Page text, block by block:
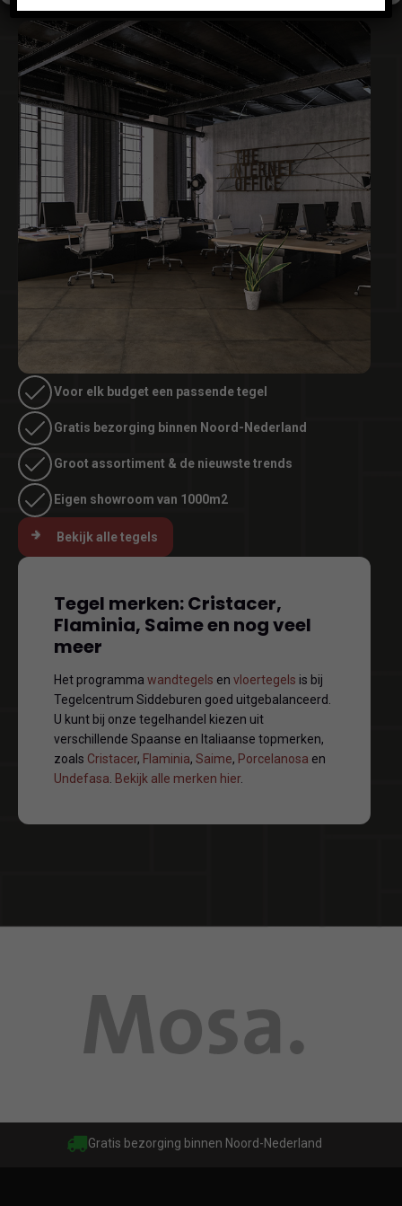
Voor elk budget een passende tegel
Gratis bezorging binnen Noord-Nederland
Groot assortiment & de nieuwste trends
Eigen showroom van 1000m2
Bekijk alle tegels
Tegel merken: Cristacer,
Flaminia, Saime en nog veel
meer
Het programma wandtegels en vloertegels is bij
Tegelcentrum Siddeburen goed uitgebalanceerd.
U kunt bij onze tegelhandel kiezen uit
verschillende Spaanse en Italiaanse topmerken,
zoals Cristacer, Flaminia, Saime, Porcelanosa en
Undefasa. Bekijk alle merken hier.
Gratis bezorging binnen Noord-Nederland